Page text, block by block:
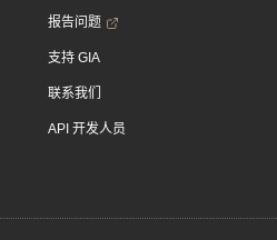
报告问题
支持 GIA
联系我们
API 开发人员